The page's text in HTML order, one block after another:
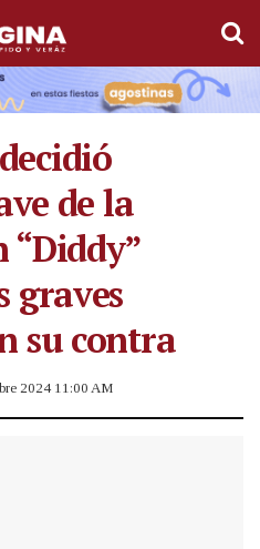
de la
“Diddy”
graves
su contra
2024 11:00 AM